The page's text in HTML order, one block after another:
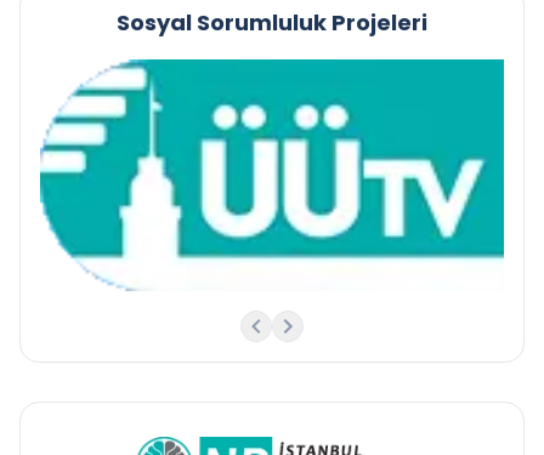
Sosyal Sorumluluk Projeleri